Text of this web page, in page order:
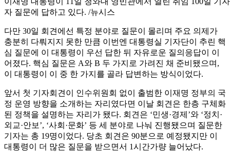
자 질문에 답하고 있다. /뉴시스
다만 30일 회견에선 특정 분야로 질문이 몰리며 주요 의제가
충분히 다뤄지지 못한 만큼 이번엔 대통령실 기자단이 추린 핵
심 질문에 이 대통령이 우선 답한 뒤 자유로운 질의응답이 이
어졌다. 핵심 질문은 A와 B 두 가지로 가려진 채 준비됐으며,
이 대통령이 이 중 한 가지를 골라 답변하는 방식이었다.
앞서 첫 기자회견이 인수위원회 없이 출범한 이재명 정부의 국
정 운영 방향을 소개하는 자리였다면 이날 회견은 한층 구체화
된 정책을 설명하는 자리가 됐다. 회견은 ‘민생·경제’와 ‘정치·
외교·안보’, ‘사회·문화’ 등 세 분야로 나눠 진행됐으며 질문한
기자는 총 19명이었다. 당초 회견은 90분으로 예정됐지만 이
대통령이 더 많은 질문을 받으면서 1시간가량 늘어났다.